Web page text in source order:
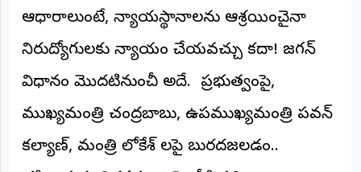
ఆధారాలుంటే, న్యాయస్థానాలను ఆశ్రయించైనా
నిరుద్యోగులకు న్యాయం చేయవచ్చు కదా! జగన్
విధానం మొదటినుంచీ అదే. ప్రభుత్వంపై,
ముఖ్యమంత్రి చంద్రబాబు, ఉపముఖ్యమంత్రి పవన్
కల్యాణ్, మంత్రి లోకేశ్ లపై బురదజల్లడం..